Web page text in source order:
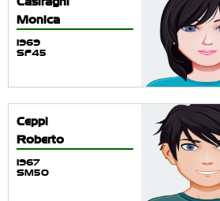
Monica
1969
SF45
Ceppi
Roberto
1967
SM50